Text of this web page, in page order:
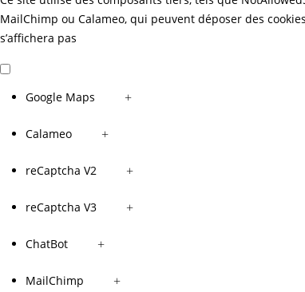
MailChimp ou Calameo, qui peuvent déposer des
s’affichera pas
Google Maps +
Calameo +
reCaptcha V2 +
reCaptcha V3 +
ChatBot +
MailChimp +